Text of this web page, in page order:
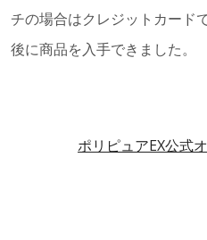
チの場合はクレジットカード
後に商品を入手できました。
ポリピュアEX公式